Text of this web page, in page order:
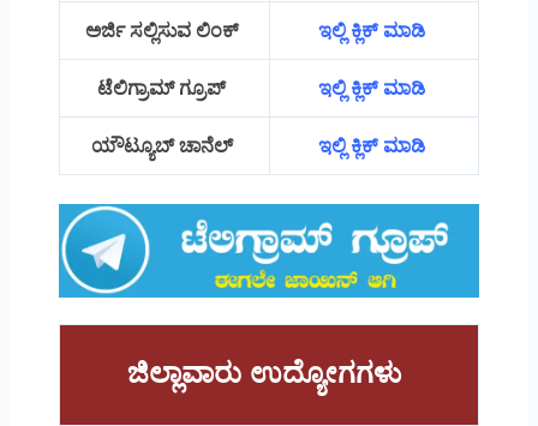
ಅರ್ಜಿ ಸಲ್ಲಿಸುವ ಲಿಂಕ್ ಇಲ್ಲಿ ಕ್ಲಿಕ್ ಮಾಡಿ
ಟೆಲಿಗ್ರಾಮ್ ಗ್ರೂಪ್ ಇಲ್ಲಿ ಕ್ಲಿಕ್ ಮಾಡಿ
ಯೌಟ್ಯೂಬ್ ಚಾನೆಲ್ ಇಲ್ಲಿ ಕ್ಲಿಕ್ ಮಾಡಿ
ಜಿಲ್ಲಾವಾರು ಉದ್ಯೋಗಗಳು